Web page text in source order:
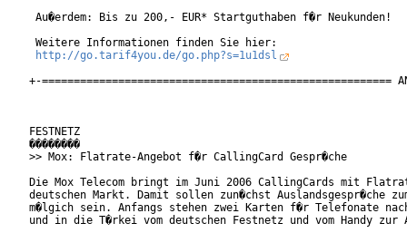
Au�erdem: Bis zu 200,- EUR* Startguthaben f�r Neukunden!
Weitere Informationen finden Sie hier:
http://go.tarif4you.de/go.php?s=1u1dsl
+-=======================================================
FESTNETZ
��������
>> Mox: Flatrate-Angebot f�r CallingCard Gespr�che
Die Mox Telecom bringt im Juni 2006 CallingCards mit
deutschen Markt. Damit sollen zun�chst Auslandsgespr�che
m�lgich sein. Anfangs stehen zwei Karten f�r Telefonate
und in die T�rkei vom deutschen Festnetz und vom Handy